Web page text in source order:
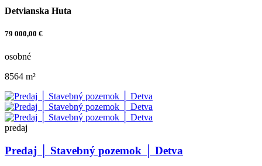
Detvianska Huta
79 000,00 €
osobné
8564 m²
predaj
Predaj │ Stavebný pozemok │ Detva